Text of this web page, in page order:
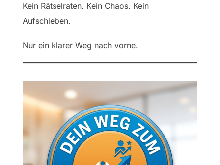
Kein Rätselraten. Kein Chaos. Kein
Aufschieben.
Nur ein klarer Weg nach vorne.